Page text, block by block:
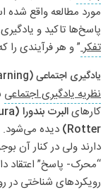
مورد مطالعه واقع
پاسخ‌ها تاکید و
تفکر” و هر فرآیندی را
یادگیری اجتماعی (Social Learning):
نظریه یادگیری اجتماعی
کارهای
Rotter) دیده می‌شود.
دارند ولی در کنار آن
“محرک- پاسخ” اعتقاد
رویکردهای شناختی در